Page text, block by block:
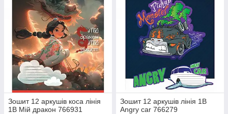
Зошит 12 аркушів коса лінія
1В Мій дракон 766931
Зошит 12 аркушів лінія 1В
Angry car 766279